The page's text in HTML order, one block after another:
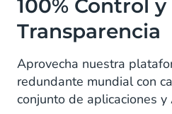
100% Control y
Transparencia
Aprovecha nuestra
redundante mundial con
conjunto de aplicaciones